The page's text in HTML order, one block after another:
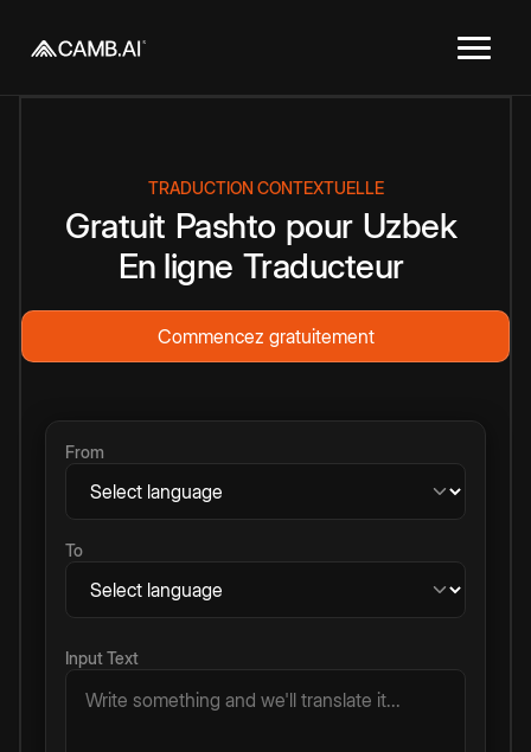
TRADUCTION CONTEXTUELLE
Gratuit Pashto pour Uzbek
En ligne Traducteur
Commencez gratuitement
From
To
Input Text